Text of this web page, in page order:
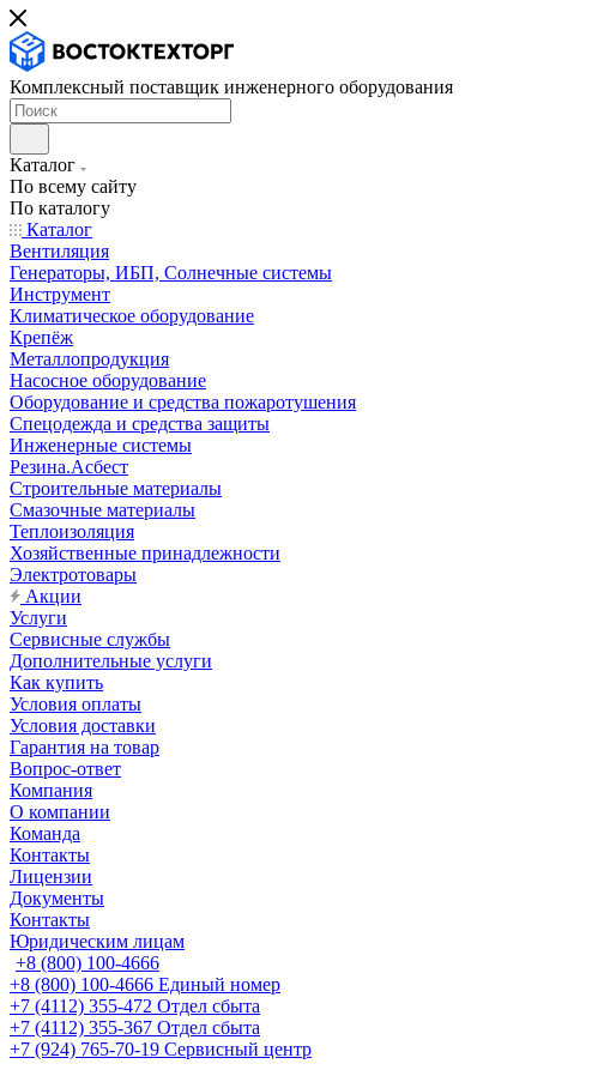
Комплексный поставщик инженерного оборудования
Каталог
По всему сайту
По каталогу
Каталог
Вентиляция
Генераторы, ИБП, Солнечные системы
Инструмент
Климатическое оборудование
Крепёж
Металлопродукция
Насосное оборудование
Оборудование и средства пожаротушения
Спецодежда и средства защиты
Инженерные системы
Резина.Асбест
Строительные материалы
Смазочные материалы
Теплоизоляция
Хозяйственные принадлежности
Электротовары
Акции
Услуги
Сервисные службы
Дополнительные услуги
Как купить
Условия оплаты
Условия доставки
Гарантия на товар
Вопрос-ответ
Компания
О компании
Команда
Контакты
Лицензии
Документы
Контакты
Юридическим лицам
+8 (800) 100-4666
+8 (800) 100-4666 Единый номер
+7 (4112) 355-472 Отдел сбыта
+7 (4112) 355-367 Отдел сбыта
+7 (924) 765-70-19 Сервисный центр